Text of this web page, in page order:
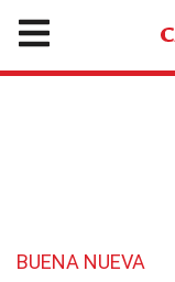
BUENA NUEVA